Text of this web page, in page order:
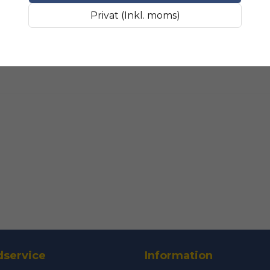
Fråga oss något om
Namn
SLIPMATERIAL Smala
Privat (Inkl. moms)
Information